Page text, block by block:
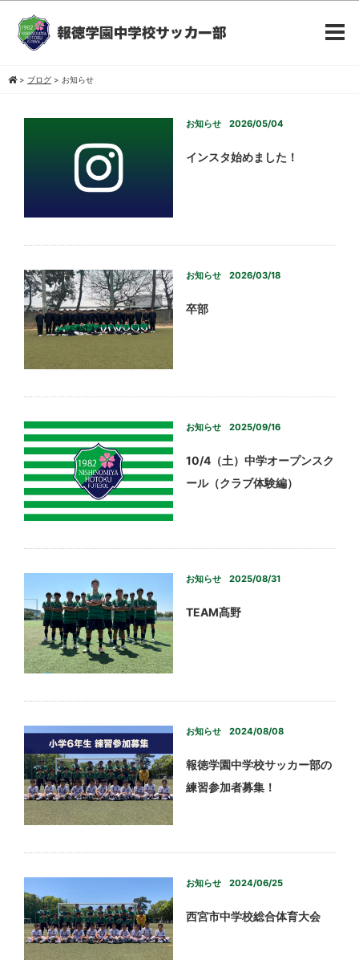
> ブログ > お知らせ
お知らせ 2026/05/04
インスタ始めました！
お知らせ 2026/03/18
卒部
お知らせ 2025/09/16
10/4（土）中学オープンスク
ール（クラブ体験編）
お知らせ 2025/08/31
TEAM髙野
お知らせ 2024/08/08
報徳学園中学校サッカー部の
練習参加者募集！
お知らせ 2024/06/25
西宮市中学校総合体育大会